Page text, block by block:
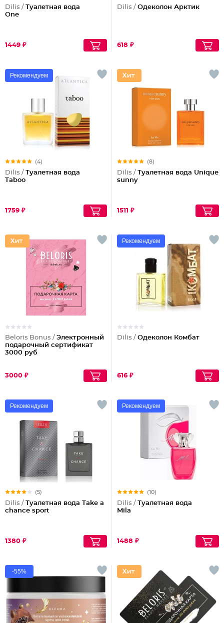
Dilis / Туалетная вода
One
1449 ₽
Dilis / Одеколон Арктик
618 ₽
Рекомендуем
(4)
Dilis / Туалетная вода
Taboo
1759 ₽
(8)
Dilis / Туалетная вода Unique
sunny
1511 ₽
Beloris Bonus / Электронный
подарочный сертификат
3000 руб
3000 ₽
Рекомендуем
Dilis / Одеколон Комбат
616 ₽
Рекомендуем
(5)
Dilis / Туалетная вода Take a
chance sport
1380 ₽
Рекомендуем
(10)
Dilis / Туалетная вода
Mila
1488 ₽
-55%